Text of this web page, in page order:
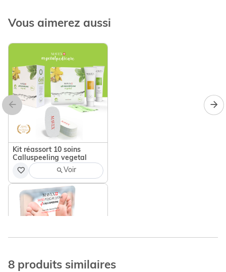
Vous aimerez aussi
Kit réassort 10 soins
Calluspeeling vegetal
Voir
8 produits similaires